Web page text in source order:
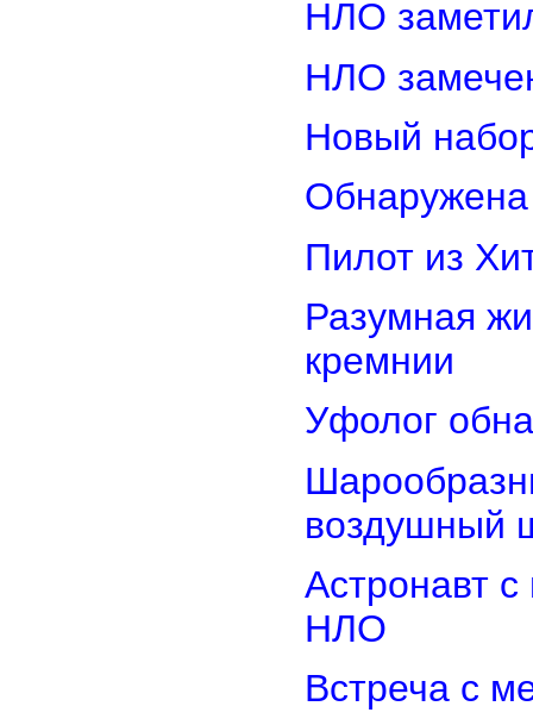
НЛО
НЛО
Новый
Обнаружена
Пилот из
Разумная
кремнии
Уфолог
воздушный
Астронавт
НЛО
Встреча с